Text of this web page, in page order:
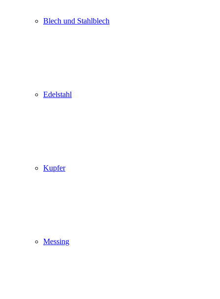
Blech und Stahlblech
Edelstahl
Kupfer
Messing